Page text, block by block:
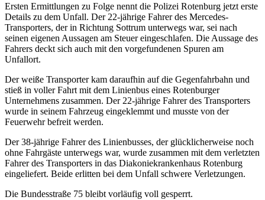
Ersten Ermittlungen zu Folge nennt die Polizei Rotenburg jetzt erste
Details zu dem Unfall. Der 22-jährige Fahrer des Mercedes-
Transporters, der in Richtung Sottrum unterwegs war, sei nach
seinen eigenen Aussagen am Steuer eingeschlafen. Die Aussage des
Fahrers deckt sich auch mit den vorgefundenen Spuren am
Unfallort.
Der weiße Transporter kam daraufhin auf die Gegenfahrbahn und
stieß in voller Fahrt mit dem Linienbus eines Rotenburger
Unternehmens zusammen. Der 22-jährige Fahrer des Transporters
wurde in seinem Fahrzeug eingeklemmt und musste von der
Feuerwehr befreit werden.
Der 38-jährige Fahrer des Linienbusses, der glücklicherweise noch
ohne Fahrgäste unterwegs war, wurde zusammen mit dem verletzten
Fahrer des Transporters in das Diakoniekrankenhaus Rotenburg
eingeliefert. Beide erlitten bei dem Unfall schwere Verletzungen.
Die Bundesstraße 75 bleibt vorläufig voll gesperrt.